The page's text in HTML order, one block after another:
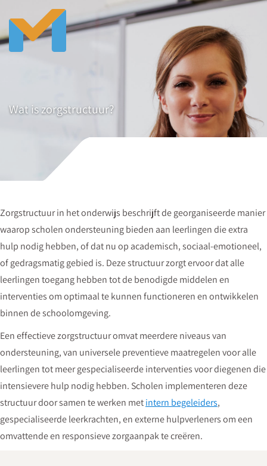
Wat is zorgstructuur?
Zorgstructuur in het onderwijs beschrijft de georganiseerde manier
waarop scholen ondersteuning bieden aan leerlingen die extra
hulp nodig hebben, of dat nu op academisch, sociaal-emotioneel,
of gedragsmatig gebied is. Deze structuur zorgt ervoor dat alle
leerlingen toegang hebben tot de benodigde middelen en
interventies om optimaal te kunnen functioneren en ontwikkelen
binnen de schoolomgeving.
Een effectieve zorgstructuur omvat meerdere niveaus van
ondersteuning, van universele preventieve maatregelen voor alle
leerlingen tot meer gespecialiseerde interventies voor diegenen die
intensievere hulp nodig hebben. Scholen implementeren deze
structuur door samen te werken metintern begeleiders,
gespecialiseerde leerkrachten, en externe hulpverleners om een
omvattende en responsieve zorgaanpak te creëren.